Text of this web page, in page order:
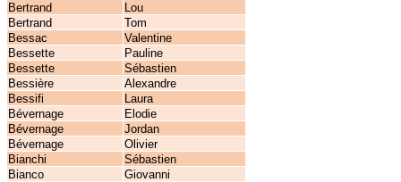
Bertrand
Lou
Bertrand
Tom
Bessac
Valentine
Bessette
Pauline
Bessette
Sébastien
Bessière
Alexandre
Bessifi
Laura
Bévernage
Elodie
Bévernage
Jordan
Bévernage
Olivier
Bianchi
Sébastien
Bianco
Giovanni